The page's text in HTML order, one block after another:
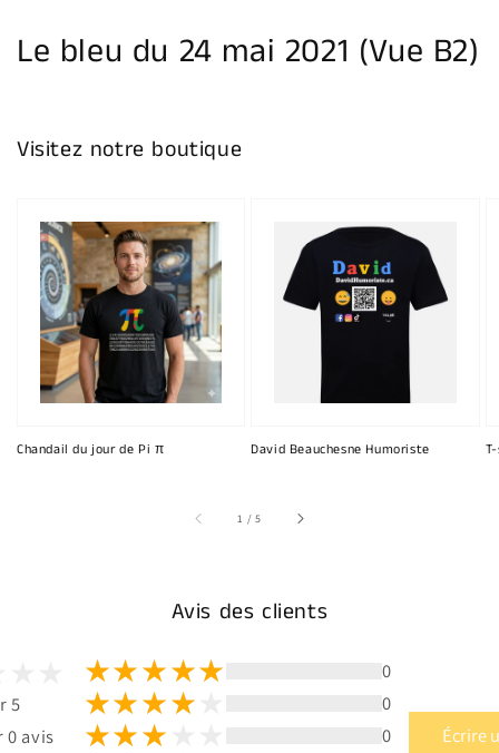
Le bleu du 24 mai 2021 (Vue B2)
Visitez notre boutique
Chandail du jour de Pi π David Beauchesne Humoriste
1 /sur
5
Avis des clients
5
0 avis
0
0
0
Écrire